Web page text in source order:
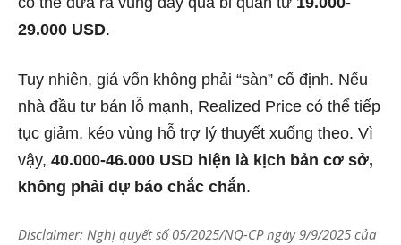
29.000 USD.
Tuy nhiên, giá vốn không phải “sàn” cố định. Nếu
nhà đầu tư bán lỗ mạnh, Realized Price có thể tiếp
tục giảm, kéo vùng hỗ trợ lý thuyết xuống theo. Vì
vậy, 40.000-46.000 USD hiện là kịch bản cơ sở,
không phải dự báo chắc chắn.
Disclaimer: Nghị quyết số 05/2025/NQ-CP ngày 9/9/2025 của